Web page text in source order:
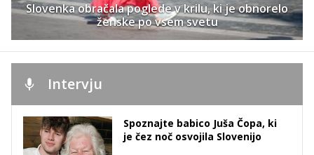
Slovenka obračala poglede v krilu, ki je obnorelo
ženske po vsem svetu
Intervju
Spoznajte babico Juša Čopa, ki
je čez noč osvojila Slovenijo